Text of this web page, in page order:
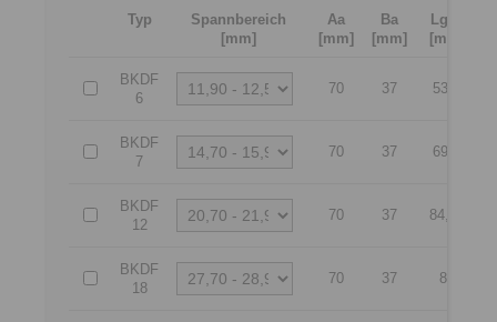
Typ
Spannbereich
[mm]
Aa
[mm]
Ba
[mm]
Lges
[mm]
BKDF
6
70 37 53,1
BKDF
7
70 37 69,6
BKDF
12
70 37 84,65
BKDF
18
70 37 82